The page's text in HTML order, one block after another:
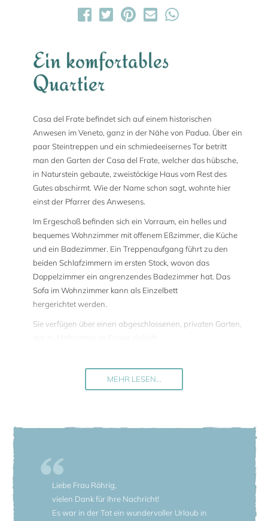
Ein komfortables
Quartier
Casa del Frate befindet sich auf einem historischen
Anwesen im Veneto, ganz in der Nähe von Padua. Über ein
paar Steintreppen und ein schmiedeeisernes Tor betritt
man den Garten der Casa del Frate, welcher das hübsche,
in Naturstein gebaute, zweistöckige Haus vom Rest des
Gutes abschirmt. Wie der Name schon sagt, wohnte hier
einst der Pfarrer des Anwesens.
Im Ergeschoß befinden sich ein Vorraum, ein helles und
bequemes Wohnzimmer mit offenem Eßzimmer, die Küche
und ein Badezimmer. Ein Treppenaufgang führt zu den
beiden Schlafzimmern im ersten Stock, wovon das
Doppelzimmer ein angrenzendes Badezimmer hat. Das
Sofa im Wohnzimmer kann als Einzelbett
hergerichtet werden.
Sie verfügen über einen abgeschlossenen, privaten Garten,
chlorfreier Naturpool zur Verfügung. Ein organisch
geformter Pool, 16 m lang und 1,50 m tief, umgeben von
Runden zu schwimmen. Gäste können den Pool zu einem
reduzierten Preis benutzen.
MEHR LESEN...
Liebe Frau Röhrig,
vielen Dank für Ihre Nachricht!
Es war in der Tat ein wundervoller Urlaub in